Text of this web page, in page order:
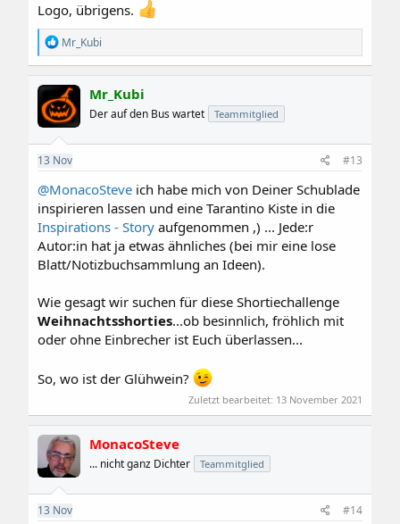
Logo, übrigens.
R
e
a
k
t
i
o
n
e
n
:
Mr_Kubi
Mr_Kubi
Der auf den Bus wartet Teammitglied
13 Nov #13
@MonacoSteve ich habe mich von Deiner Schublade
inspirieren lassen und eine Tarantino Kiste in die
Inspirations - Story aufgenommen ,) ... Jede:r
Autor:in hat ja etwas ähnliches (bei mir eine lose
Blatt/Notizbuchsammlung an Ideen).
Wie gesagt wir suchen für diese Shortiechallenge
Weihnachtsshorties...ob besinnlich, fröhlich mit
oder ohne Einbrecher ist Euch überlassen...
So, wo ist der Glühwein?
Zuletzt bearbeitet: 13 November 2021
MonacoSteve
... nicht ganz Dichter Teammitglied
13 Nov #14